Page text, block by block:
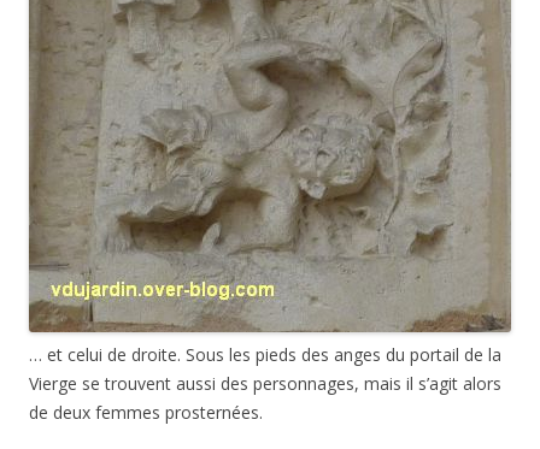
… et celui de droite. Sous les pieds des anges du portail de la
Vierge se trouvent aussi des personnages, mais il s’agit alors
de deux femmes prosternées.